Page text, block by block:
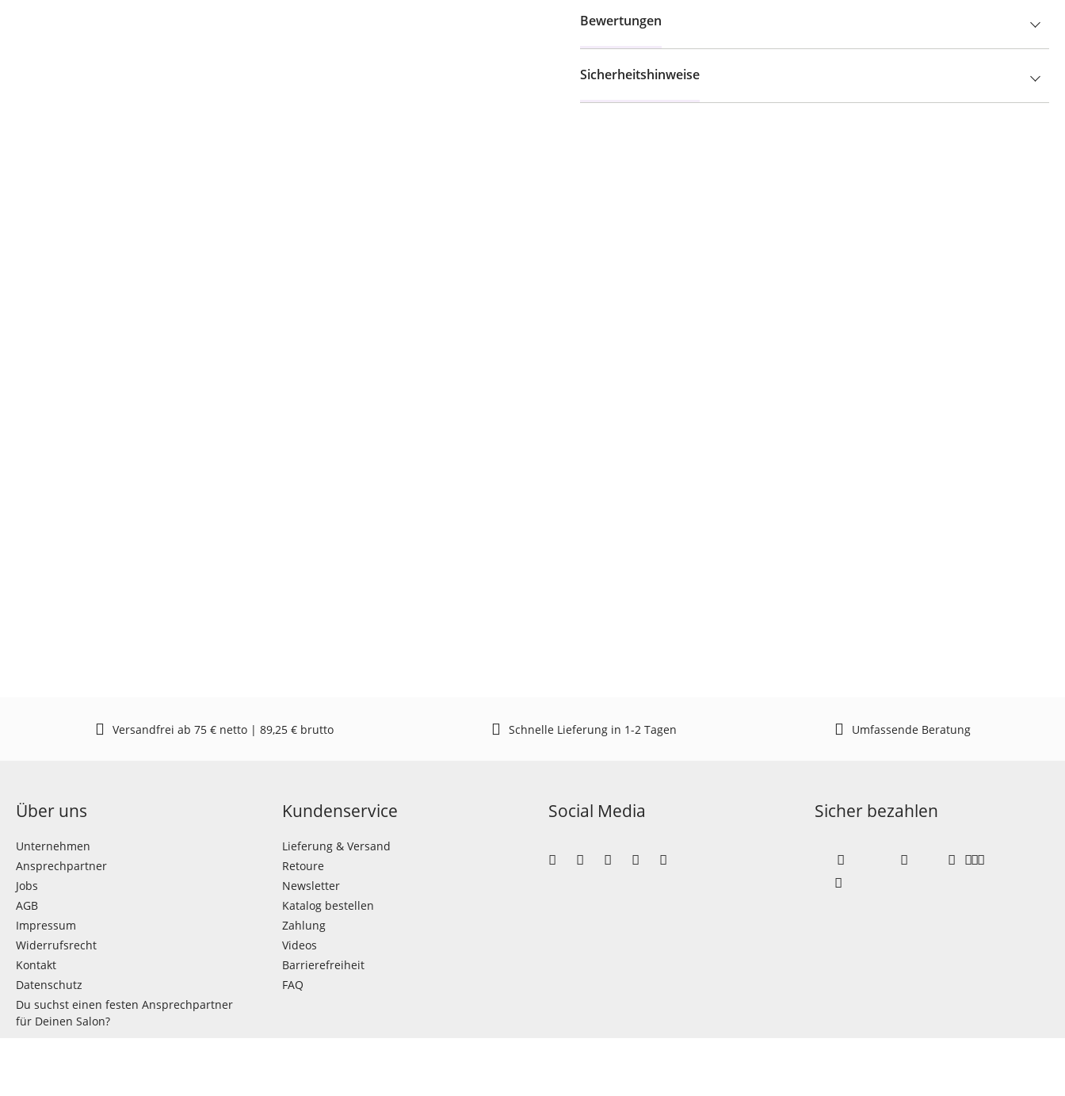
Bewertungen
Sicherheitshinweise
Versandfrei ab 75 € netto | 89,25 € brutto Schnelle Lieferung in 1-2 Tagen Umfassende Beratung
Über uns
Unternehmen
Ansprechpartner
Jobs
AGB
Impressum
Widerrufsrecht
Kontakt
Datenschutz
Du suchst einen festen Ansprechpartner
für Deinen Salon?
Kundenservice
Lieferung & Versand
Retoure
Newsletter
Katalog bestellen
Zahlung
Videos
Barrierefreiheit
FAQ
Social Media Sicher bezahlen